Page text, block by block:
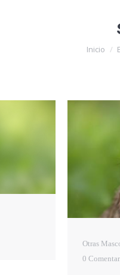
Estás aquí:
Inicio
Otras
0